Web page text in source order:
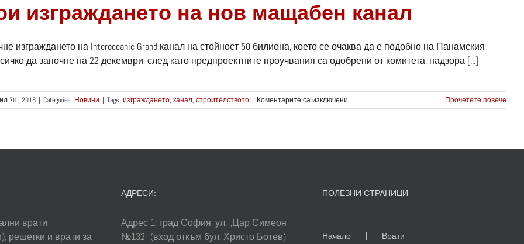
изграждането на нов мащабен канал
изграждането на Interoceanic Grand канал на стойност 50 билиона, което се очаква да е подобно на Панамския
да започне на 22 декември, след като предпроектните проучвания са одобрени от комитета, надзора [...]
7th, 2016 | Categories: Новини | Tags: изграждането, канал, строителството | Коментарите са изключени
Предстои
Прочетете повече
врати
решетки и врати за
АДРЕСИ:
Адрес 1: град София, ул. „Цар Симеон
№132“ (вход откъм бул. Христо Ботев)
ПОЛЕЗНИ СТРАНИЦИ
Начало
Врати